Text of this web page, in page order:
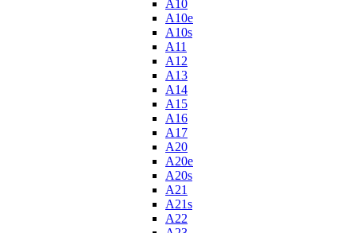
A10
A10e
A10s
A11
A12
A13
A14
A15
A16
A17
A20
A20e
A20s
A21
A21s
A22